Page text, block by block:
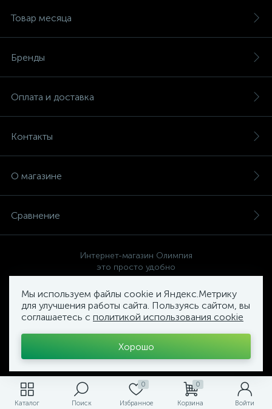
Каталог Поиск
0
Избранное
0
Корзина Войти
Мы используем файлы cookie и Яндекс.Метрику
для улучшения работы сайта. Пользуясь сайтом, вы
соглашаетесь с политикой использования cookie
Хорошо
Товар месяца
Бренды
Оплата и доставка
Контакты
О магазине
Сравнение
Интернет-магазин Олимпия
это просто удобно
Политика компании в отношении обработки персональных
данных
Торговый Комплекс